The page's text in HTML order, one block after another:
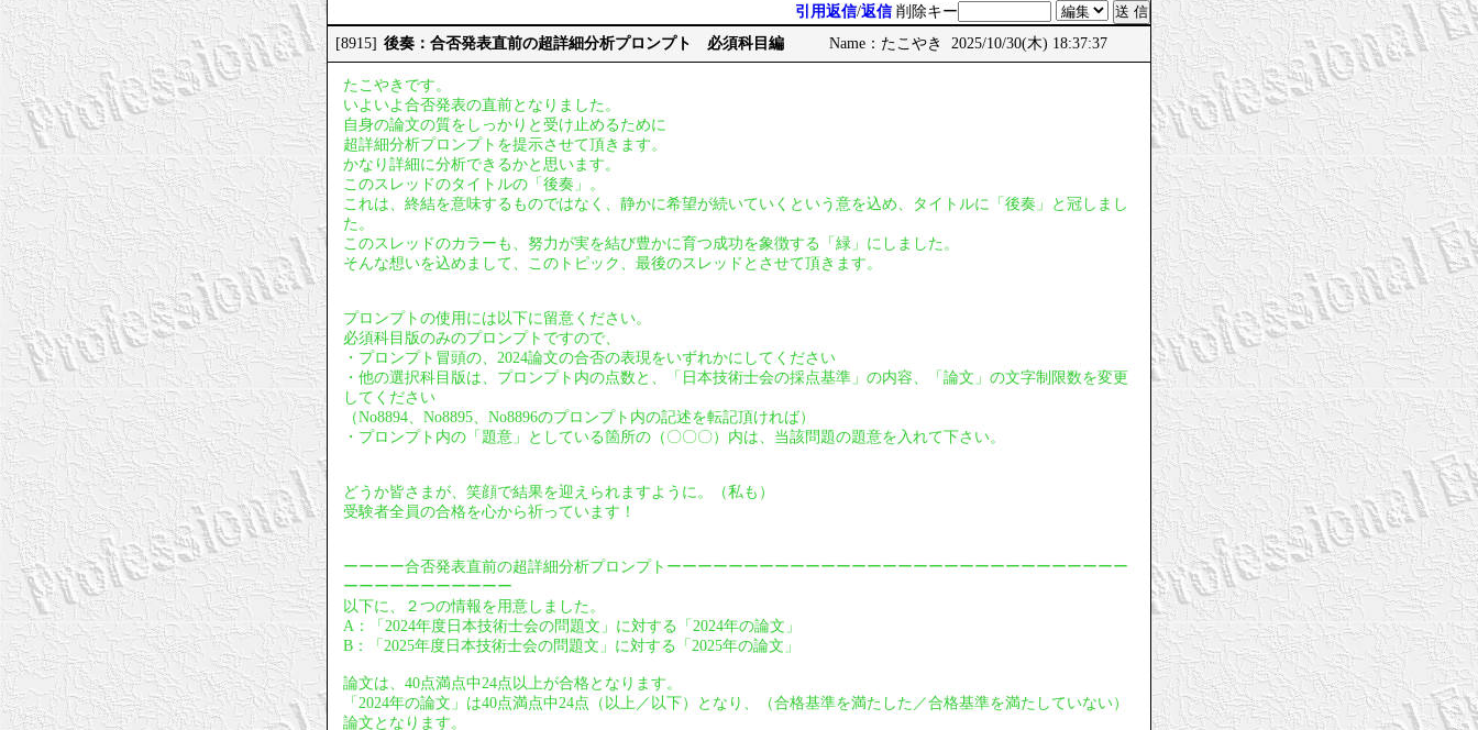
引用返信/返信 削除キー
[8915] 後奏：合否発表直前の超詳細分析プロンプト 必須科目編 Name：たこやき 2025/10/30(木) 18:37:37
たこやきです。
いよいよ合否発表の直前となりました。
自身の論文の質をしっかりと受け止めるために
超詳細分析プロンプトを提示させて頂きます。
かなり詳細に分析できるかと思います。
このスレッドのタイトルの「後奏」。
これは、終結を意味するものではなく、静かに希望が続いていくという意を込め、タイトルに「後奏」と冠しまし
た。
このスレッドのカラーも、努力が実を結び豊かに育つ成功を象徴する「緑」にしました。
そんな想いを込めまして、このトピック、最後のスレッドとさせて頂きます。
プロンプトの使用には以下に留意ください。
必須科目版のみのプロンプトですので、
・プロンプト冒頭の、2024論文の合否の表現をいずれかにしてください
・他の選択科目版は、プロンプト内の点数と、「日本技術士会の採点基準」の内容、「論文」の文字制限数を変更
してください
（No8894、No8895、No8896のプロンプト内の記述を転記頂ければ）
・プロンプト内の「題意」としている箇所の（〇〇〇）内は、当該問題の題意を入れて下さい。
どうか皆さまが、笑顔で結果を迎えられますように。（私も）
受験者全員の合格を心から祈っています！
ーーーー合否発表直前の超詳細分析プロンプトーーーーーーーーーーーーーーーーーーーーーーーーーーーーーー
ーーーーーーーーーーー
以下に、２つの情報を用意しました。
A：「2024年度日本技術士会の問題文」に対する「2024年の論文」
B：「2025年度日本技術士会の問題文」に対する「2025年の論文」
論文は、40点満点中24点以上が合格となります。
「2024年の論文」は40点満点中24点（以上／以下）となり、（合格基準を満たした／合格基準を満たしていない）
論文となります。